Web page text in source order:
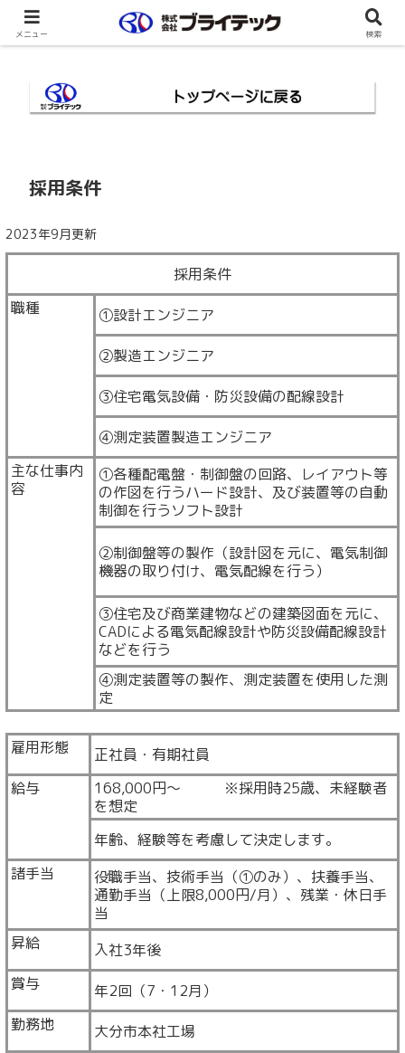
採用条件
2023年9月更新
採用条件
職種
①設計エンジニア
②製造エンジニア
③住宅電気設備・防災設備の配線設計
④測定装置製造エンジニア
主な仕事内
容
①各種配電盤・制御盤の回路、レイアウト等
の作図を行うハード設計、及び装置等の自動
制御を行うソフト設計
②制御盤等の製作（設計図を元に、電気制御
機器の取り付け、電気配線を行う）
③住宅及び商業建物などの建築図面を元に、
CADによる電気配線設計や防災設備配線設計
などを行う
④測定装置等の製作、測定装置を使用した測
定
雇用形態
正社員・有期社員
給与
168,000円～ ※採用時25歳、未経験者
を想定
年齢、経験等を考慮して決定します。
諸手当
役職手当、技術手当（①のみ）、扶養手当、
通勤手当（上限8,000円/月）、残業・休日手
当
昇給
入社3年後
賞与
年2回（7・12月）
勤務地
大分市本社工場
メニュー 検索